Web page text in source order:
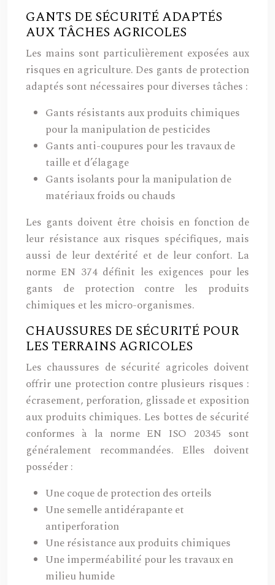
GANTS DE SÉCURITÉ ADAPTÉS
AUX TÂCHES AGRICOLES
Les mains sont particulièrement exposées aux
risques en agriculture. Des gants de protection
adaptés sont nécessaires pour diverses tâches :
Gants résistants aux produits chimiques
pour la manipulation de pesticides
Gants anti-coupures pour les travaux de
taille et d’élagage
Gants isolants pour la manipulation de
matériaux froids ou chauds
Les gants doivent être choisis en fonction de
leur résistance aux risques spécifiques, mais
aussi de leur dextérité et de leur confort. La
norme EN 374 définit les exigences pour les
gants de protection contre les produits
chimiques et les micro-organismes.
CHAUSSURES DE SÉCURITÉ POUR
LES TERRAINS AGRICOLES
Les chaussures de sécurité agricoles doivent
offrir une protection contre plusieurs risques :
écrasement, perforation, glissade et exposition
aux produits chimiques. Les bottes de sécurité
conformes à la norme EN ISO 20345 sont
généralement recommandées. Elles doivent
posséder :
Une coque de protection des orteils
Une semelle antidérapante et
antiperforation
Une résistance aux produits chimiques
Une imperméabilité pour les travaux en
milieu humide